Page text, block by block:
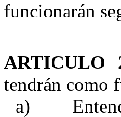
funcionarán
ARTICULO
tendrán como
a)